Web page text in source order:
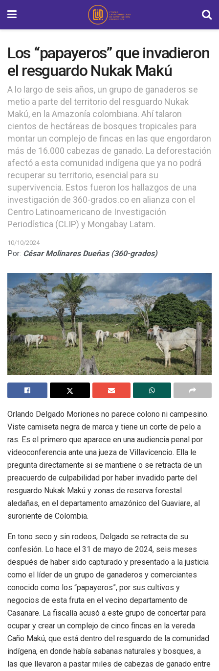
Los “papayeros” que invadieron
el resguardo Nukak Makú
A lo largo de seis años, un grupo de ganaderos se
metio a parte del territorio del resguardo Nukak
Makú, en la Amazonía colombiana. Ahí talaron
cientos de hectáreas de bosques tropicales para
montar un complejo de fincas en las que engordaron
más de 16.000 cabezas de ganado. La deforestación
afectó a esta comunidad indígena que ya no podrá
recuperar su territorio, esencial para su
supervivencia. Estos fueron los hallazgos de una
investigación de 360-grados.co en alianza con el
Centro Latinoamericano de Investigación
Periodística (CLIP) y Mongabay Latam.
10/10/2024
Por: César Molinares Dueñas (360-grados)
Orlando Delgado Moriones no parece colono ni campesino.
Viste camiseta negra de marca y tiene un corte de pelo a
ras. Es el primero que aparece en una audiencia penal por
videoconferencia ante una jueza de Villavicencio. Ella le
pregunta directamente si se mantiene o se retracta de un
preacuerdo de culpabilidad por haber invadido parte del
resguardo Nukak Makú y zonas de reserva forestal
aledañas, en el departamento amazónico del Guaviare, al
suroriente de Colombia.
En tono seco y sin rodeos, Delgado se retracta de su
confesión. Lo hace el 31 de mayo de 2024, seis meses
después de haber sido capturado y presentado a la justicia
como el líder de un grupo de ganaderos y comerciantes
conocido como los “papayeros”, por sus cultivos y
negocios de esta fruta en el vecino departamento de
Casanare. La fiscalía acusó a este grupo de concertar para
ocupar y crear un complejo de cinco fincas en la vereda
Caño Makú, que está dentro del resguardo de la comunidad
indígena, en donde había sabanas naturales y bosques, a
las que llevaron a pastar miles de cabezas de ganado entre